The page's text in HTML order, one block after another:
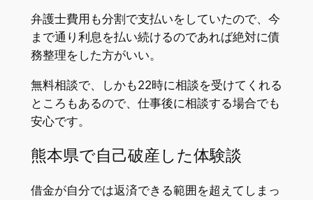
弁護士費用も分割で支払いをしていたので、今
まで通り利息を払い続けるのであれば絶対に債
務整理をした方がいい。
無料相談で、しかも22時に相談を受けてくれる
ところもあるので、仕事後に相談する場合でも
安心です。
熊本県で自己破産した体験談
借金が自分では返済できる範囲を超えてしまっ